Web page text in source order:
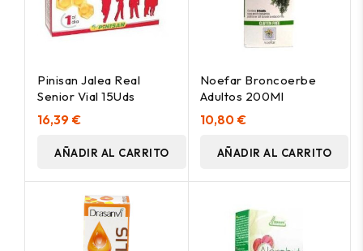
Pinisan Jalea Real
Senior Vial 15Uds
16,39 €
AÑADIR AL CARRITO
Noefar Broncoerbe
Adultos 200Ml
10,80 €
AÑADIR AL CARRITO